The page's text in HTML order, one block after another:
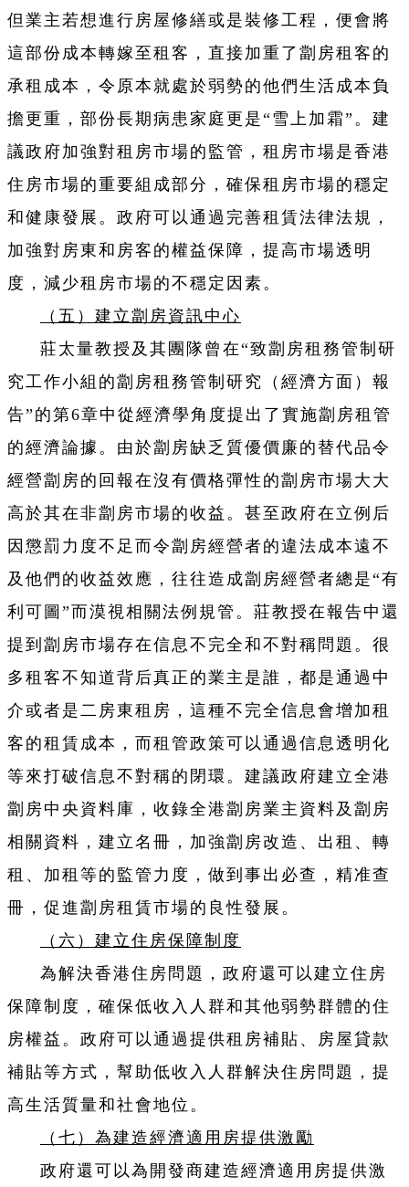
但業主若想進行房屋修繕或是裝修工程，便會將
這部份成本轉嫁至租客，直接加重了劏房租客的
承租成本，令原本就處於弱勢的他們生活成本負
擔更重，部份長期病患家庭更是“雪上加霜”。建
議政府加強對租房市場的監管，租房市場是香港
住房市場的重要組成部分，確保租房市場的穩定
和健康發展。政府可以通過完善租賃法律法規，
加強對房東和房客的權益保障，提高市場透明
度，減少租房市場的不穩定因素。
（五）建立劏房資訊中心
莊太量教授及其團隊曾在“致劏房租務管制研
究工作小組的劏房租務管制研究（經濟方面）報
告”的第6章中從經濟學角度提出了實施劏房租管
的經濟論據。由於劏房缺乏質優價廉的替代品令
經營劏房的回報在沒有價格彈性的劏房市場大大
高於其在非劏房市場的收益。甚至政府在立例后
因懲罰力度不足而令劏房經營者的違法成本遠不
及他們的收益效應，往往造成劏房經營者總是“有
利可圖”而漠視相關法例規管。莊教授在報告中還
提到劏房市場存在信息不完全和不對稱問題。很
多租客不知道背后真正的業主是誰，都是通過中
介或者是二房東租房，這種不完全信息會增加租
客的租賃成本，而租管政策可以通過信息透明化
等來打破信息不對稱的閉環。建議政府建立全港
劏房中央資料庫，收錄全港劏房業主資料及劏房
相關資料，建立名冊，加強劏房改造、出租、轉
租、加租等的監管力度，做到事出必查，精准查
冊，促進劏房租賃市場的良性發展。
（六）建立住房保障制度
為解決香港住房問題，政府還可以建立住房
保障制度，確保低收入人群和其他弱勢群體的住
房權益。政府可以通過提供租房補貼、房屋貸款
補貼等方式，幫助低收入人群解決住房問題，提
高生活質量和社會地位。
（七）為建造經濟適用房提供激勵
政府還可以為開發商建造經濟適用房提供激